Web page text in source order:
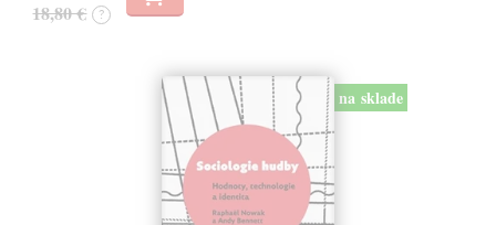
18,80 € ?
na sklade